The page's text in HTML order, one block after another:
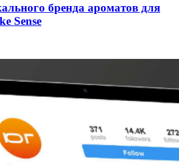
бренда ароматов для
Sense